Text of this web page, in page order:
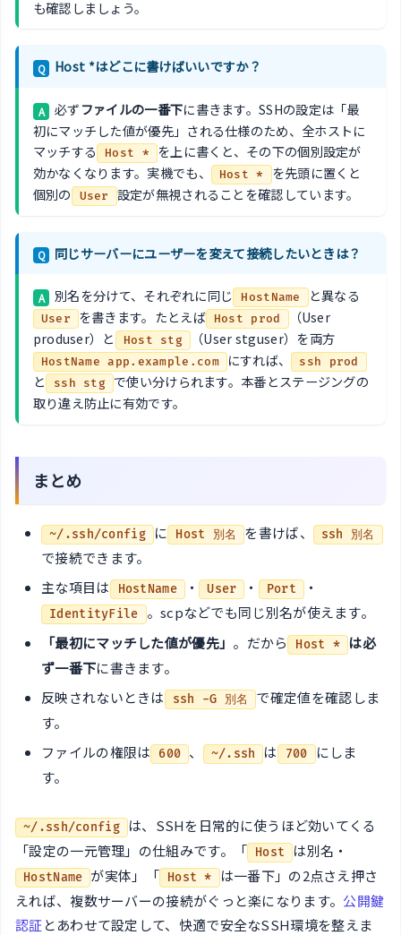
も確認しましょう。
Q Host *はどこに書けばいいですか？
A 必ずファイルの一番下に書きます。SSHの設定は「最
初にマッチした値が優先」される仕様のため、全ホストに
マッチする
Host *
を上に書くと、その下の個別設定が
効かなくなります。実機でも、
Host *
を先頭に置くと
個別の
User 設定が無視されることを確認しています。
Q 同じサーバーにユーザーを変えて接続したいときは？
A 別名を分けて、それぞれに同じ HostName と異なる
User を書きます。たとえば Host prod
（User
produser）と
Host stg （User stguser）を両方
HostName app.example.com にすれば、 ssh prod
と ssh stg
で使い分けられます。本番とステージングの
取り違え防止に有効です。
まとめ
~/.ssh/config に Host 別名 を書けば、 ssh 別名
で接続できます。
主な項目は
HostName ・ User ・ Port ・
IdentityFile
。scpなどでも同じ別名が使えます。
「最初にマッチした値が優先」 。だから Host *
は必
ず一番下に書きます。
反映されないときは
ssh -G 別名
で確定値を確認しま
す。
ファイルの権限は 600 、 ~/.ssh は 700
にしま
す。
~/.ssh/config は、SSHを日常的に使うほど効いてくる
「設定の一元管理」の仕組みです。「
Host は別名・
HostName が実体」「 Host *
は一番下」の2点さえ押さ
えれば、複数サーバーの接続がぐっと楽になります。 公開鍵
認証 とあわせて設定して、快適で安全なSSH環境を整えま